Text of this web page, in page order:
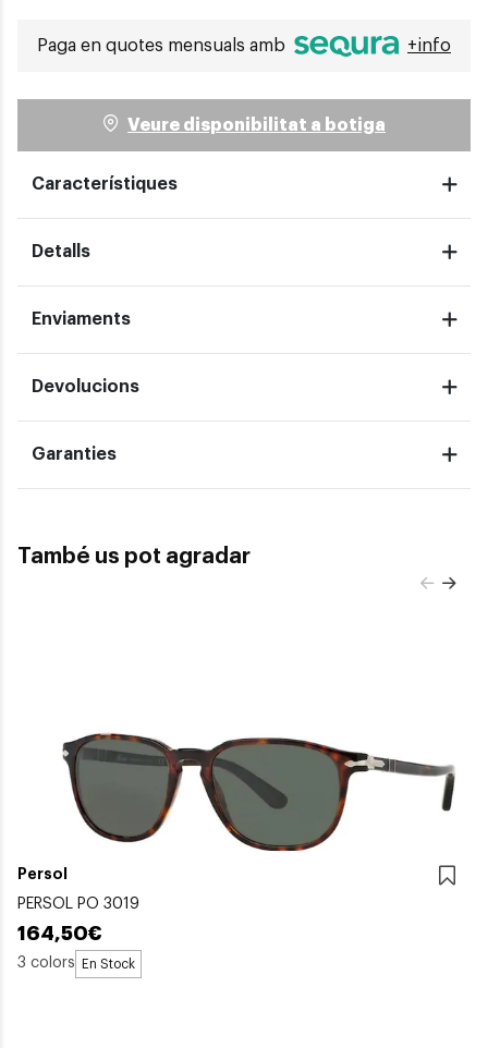
Paga en quotes mensuals amb +info
Veure disponibilitat a botiga
Característiques
Detalls
Enviaments
Devolucions
Garanties
També us pot agradar
Persol
PERSOL PO 3019
164,50€
3 colors En Stock